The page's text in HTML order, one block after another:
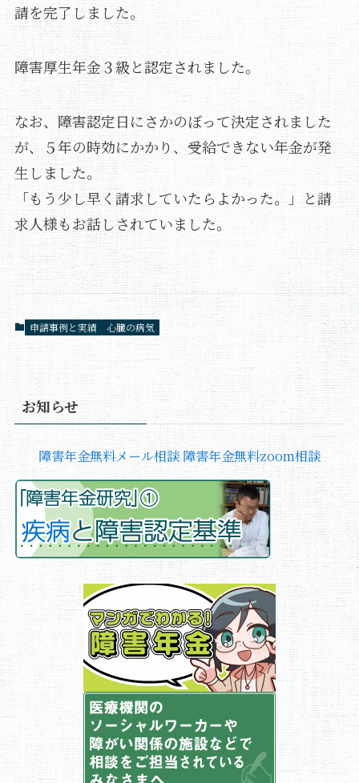
請を完了しました。
障害厚生年金３級と認定されました。
なお、障害認定日にさかのぼって決定されました
が、５年の時効にかかり、受給できない年金が発
生しました。
「もう少し早く請求していたらよかった。」と請
求人様もお話しされていました。
申請事例と実績 心臓の病気
お知らせ
障害年金無料メール相談 障害年金無料zoom相談